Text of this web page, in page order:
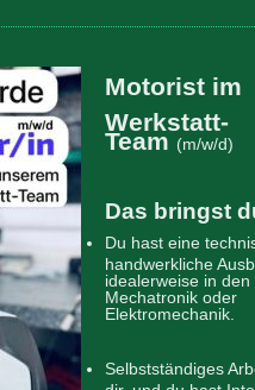
Motorist im
Werkstatt-
Team (m/w/d)
Das bringst
Du hast eine
handwerkliche
idealerweise in den
Mechatronik oder
Elektromechanik.
Selbstständiges